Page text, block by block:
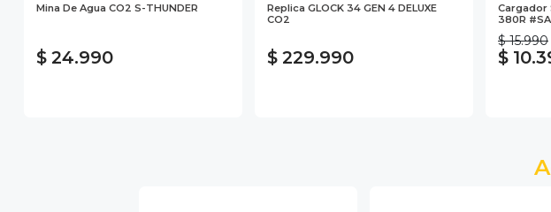
Mina De Agua CO2 S-THUNDER
$ 24.990
Replica GLOCK 34 GEN 4 DELUXE
CO2
$ 229.990
Cargador
380R
$ 15.990
$